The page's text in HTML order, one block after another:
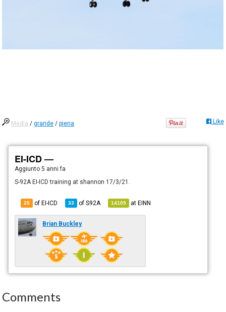
Media /grande /piena Like
EI-ICD —
Aggiunto5 anni fa
S-92A EI-ICD training at shannon 17/3/21.
25 of EI-ICD 33 ofS92A 14105 atEINN
Brian Buckley
Comments